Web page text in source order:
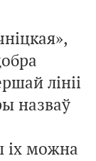
лініі
назваў
іх можна